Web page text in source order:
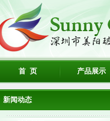
首 页 产品展示
新闻动态